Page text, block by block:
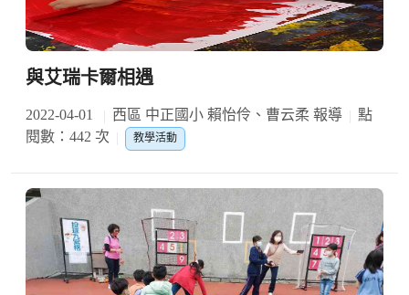
與艾瑞卡爾相遇
2022-04-01 西區 中正國小 賴怡伶、曹云柔 報導
點
閱數：442 次
教學活動